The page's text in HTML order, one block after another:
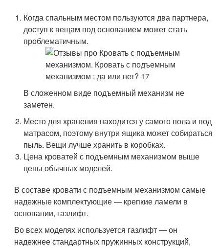
Когда спальным местом пользуются два партнера,
доступ к вещам под основанием может стать
проблематичным.
В сложенном виде подъемный механизм не
заметен.
Место для хранения находится у самого пола и под
матрасом, поэтому внутри ящика может собираться
пыль. Вещи лучше хранить в коробках.
Цена кроватей с подъемным механизмом выше
цены обычных моделей.
В составе кровати с подъемным механизмом самые
надежные комплектующие — крепкие ламели в
основании, газлифт.
Во всех моделях используется газлифт — он
надежнее стандартных пружинных конструкций,